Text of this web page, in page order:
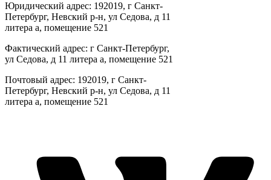
Юридический адрес: 192019, г Санкт-
Петербург, Невский р-н, ул Седова, д 11
литера а, помещение 521
Фактический адрес: г Санкт-Петербург,
ул Седова, д 11 литера а, помещение 521
Почтовый адрес: 192019, г Санкт-
Петербург, Невский р-н, ул Седова, д 11
литера а, помещение 521